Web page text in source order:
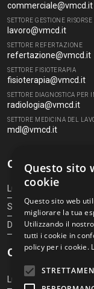
commerciale@vmcd.it
SETTORE GESTIONE
lavoro@vmcd.it
SETTORE REFERTAZIONE
refertazione@vmcd.it
SETTORE FISIOTERAPIA
fisioterapia@vmcd.it
SETTORE DIAGNOSTICA PER
radiologia@vmcd.it
SETTORE MEDICINA DEL
mdl@vmcd.it
Orari Centro
Lunedì - Venerdì
Sabato
Domenica
Orari Centro
Lunedì - Venerdì
Questo sito
cookie
Questo sito web
migliorare la tua
Utilizzando il
tutti i cookie in
policy per i cookie.